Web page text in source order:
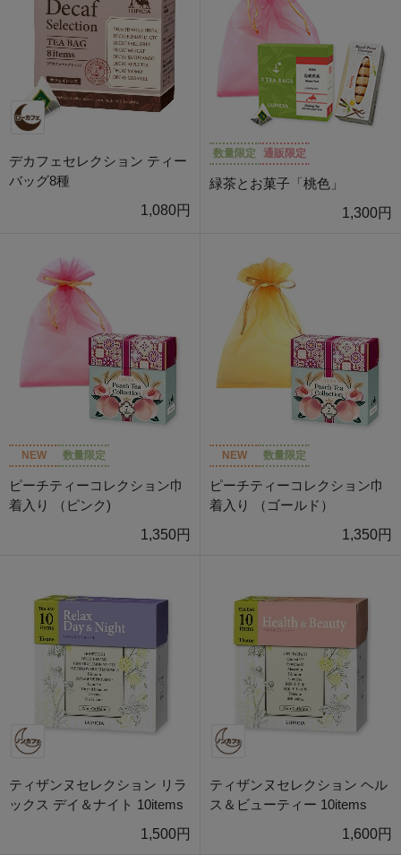
デカフェセレクション ティー
バッグ8種
1,080円
数量限定 通販限定
緑茶とお菓子「桃色」
1,300円
NEW 数量限定
ピーチティーコレクション巾
着入り （ピンク)
1,350円
NEW 数量限定
ピーチティーコレクション巾
着入り （ゴールド）
1,350円
ティザンヌセレクション リラ
ックス デイ＆ナイト 10items
1,500円
ティザンヌセレクション ヘル
ス＆ビューティー 10items
1,600円